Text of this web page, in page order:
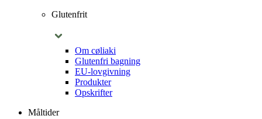
Glutenfrit
Om cøliaki
Glutenfri bagning
EU-lovgivning
Produkter
Opskrifter
Måltider